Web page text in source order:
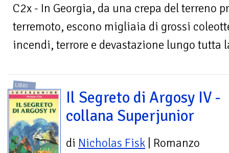
C2x - In Georgia, da una crepa del terreno
terremoto, escono migliaia di grossi
incendi, terrore e devastazione lungo tutta
LIBRI
Il Segreto di Argosy IV -
collana Superjunior
di Nicholas Fisk | Romanzo